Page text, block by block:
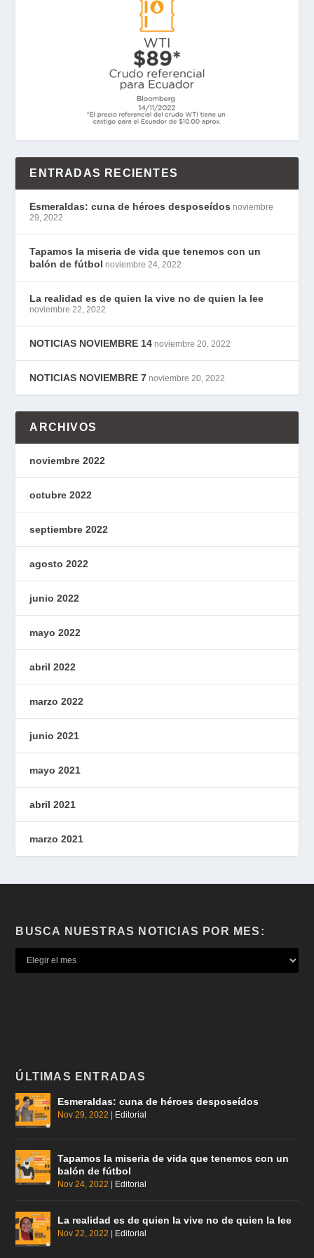
ENTRADAS RECIENTES
Esmeraldas: cuna de héroes desposeídos noviembre
29, 2022
Tapamos la miseria de vida que tenemos con un
balón de fútbol noviembre 24, 2022
La realidad es de quien la vive no de quien la lee
noviembre 22, 2022
NOTICIAS NOVIEMBRE 14 noviembre 20, 2022
NOTICIAS NOVIEMBRE 7 noviembre 20, 2022
ARCHIVOS
noviembre 2022
octubre 2022
septiembre 2022
agosto 2022
junio 2022
mayo 2022
abril 2022
marzo 2022
junio 2021
mayo 2021
abril 2021
marzo 2021
BUSCA NUESTRAS NOTICIAS POR MES:
ÚLTIMAS ENTRADAS
Esmeraldas: cuna de héroes desposeídos
Nov 29, 2022 Editorial
Tapamos la miseria de vida que tenemos con un
balón de fútbol
Nov 24, 2022 Editorial
La realidad es de quien la vive no de quien la lee
Nov 22, 2022 Editorial